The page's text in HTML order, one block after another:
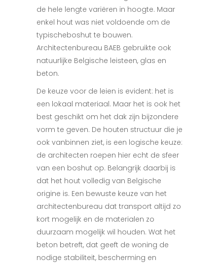
de hele lengte variëren in hoogte. Maar
enkel hout was niet voldoende om de
typischeboshut te bouwen.
Architectenbureau BAEB gebruikte ook
natuurlijke Belgische leisteen, glas en
beton.
De keuze voor de leien is evident: het is
een lokaal materiaal. Maar het is ook het
best geschikt om het dak zijn bijzondere
vorm te geven. De houten structuur die je
ook vanbinnen ziet, is een logische keuze:
de architecten roepen hier echt de sfeer
van een boshut op. Belangrijk daarbij is
dat het hout volledig van Belgische
origine is. Een bewuste keuze van het
architectenbureau dat transport altijd zo
kort mogelijk en de materialen zo
duurzaam mogelijk wil houden. Wat het
beton betreft, dat geeft de woning de
nodige stabiliteit, bescherming en